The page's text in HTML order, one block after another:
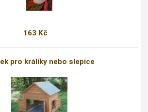
163 Kč
pro králíky nebo slepice